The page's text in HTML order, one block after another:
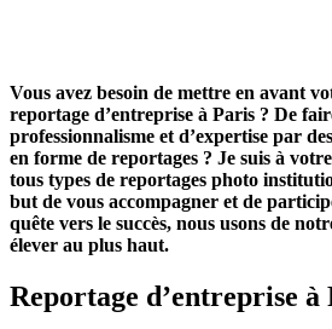
Vous avez besoin de mettre en avant
reportage d’entreprise à Paris ? De
professionnalisme et d’expertise par
en forme de reportages ? Je suis à
tous types de reportages photo
but de vous accompagner et de
quête vers le succès, nous usons de
élever au plus haut.
Reportage d’entreprise à